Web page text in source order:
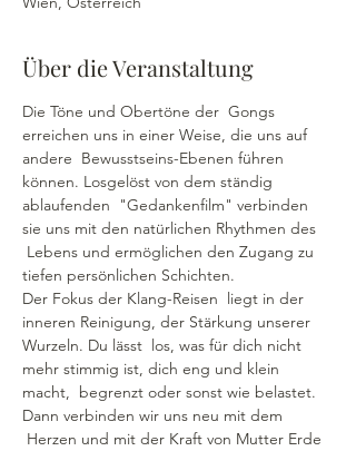
Über die Veranstaltung
Die Töne und Obertöne der  Gongs
erreichen uns in einer Weise, die uns auf
andere  Bewusstseins-Ebenen führen
können. Losgelöst von dem ständig
ablaufenden  "Gedankenfilm" verbinden
sie uns mit den natürlichen Rhythmen des
Lebens und ermöglichen den Zugang zu
tiefen persönlichen Schichten.
Der Fokus der Klang-Reisen  liegt in der
inneren Reinigung, der Stärkung unserer
Wurzeln. Du lässt  los, was für dich nicht
mehr stimmig ist, dich eng und klein
macht,  begrenzt oder sonst wie belastet.
Dann verbinden wir uns neu mit dem
Herzen und mit der Kraft von Mutter Erde